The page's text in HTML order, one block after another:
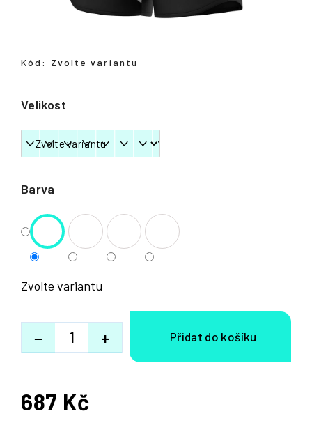
Barva
Velikost
Zvolte variantu
+
−
Kód: Zvolte variantu
687 Kč
Měrná